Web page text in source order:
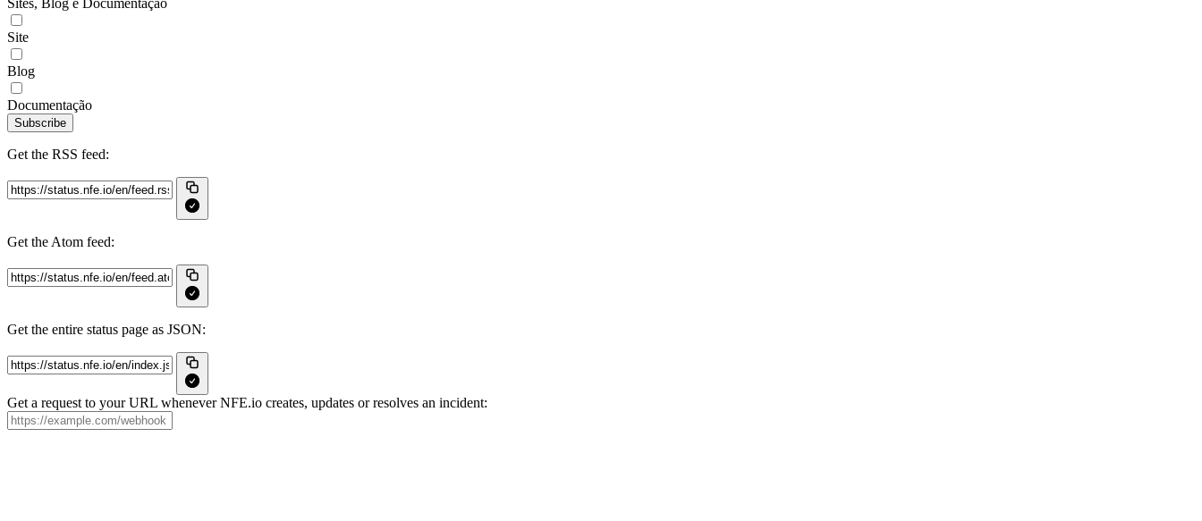
Sites, Blog e Documentação
Site
Blog
Documentação
Subscribe
Get the RSS feed:
Get the Atom feed:
Get the entire status page as JSON:
Get a request to your URL whenever NFE.io creates, updates or resolves an incident: